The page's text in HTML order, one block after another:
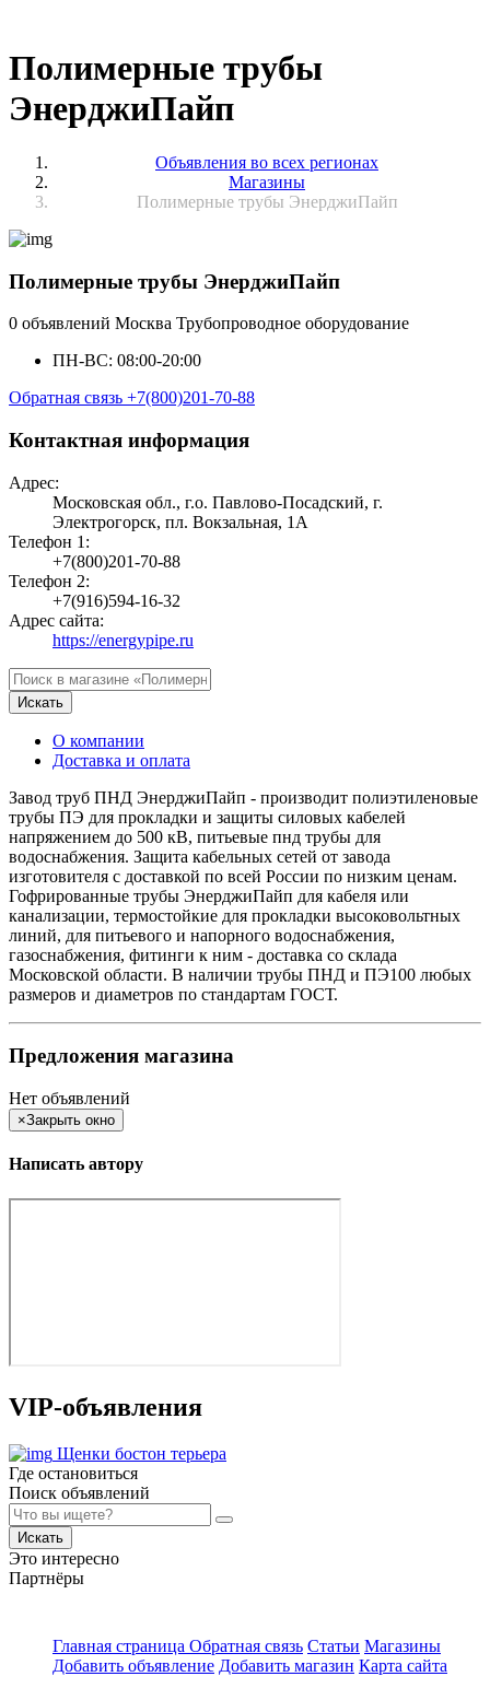
Полимерные трубы
ЭнерджиПайп
Объявления во всех регионах
Магазины
Полимерные трубы ЭнерджиПайп
Полимерные трубы ЭнерджиПайп
0 объявлений Москва Трубопроводное оборудование
ПН-ВС: 08:00-20:00
Обратная связь +7(800)201-70-88
Контактная информация
Адрес:
Московская обл., г.о. Павлово-Посадский, г.
Электрогорск, пл. Вокзальная, 1А
Телефон 1:
+7(800)201-70-88
Телефон 2:
+7(916)594-16-32
Адрес сайта:
https://energypipe.ru
Искать
О компании
Доставка и оплата
Завод труб ПНД ЭнерджиПайп - производит полиэтиленовые
трубы ПЭ для прокладки и защиты силовых кабелей
напряжением до 500 кВ, питьевые пнд трубы для
водоснабжения. Защита кабельных сетей от завода
изготовителя с доставкой по всей России по низким ценам.
Гофрированные трубы ЭнерджиПайп для кабеля или
канализации, термостойкие для прокладки высоковольтных
линий, для питьевого и напорного водоснабжения,
газоснабжения, фитинги к ним - доставка со склада
Московской области. В наличии трубы ПНД и ПЭ100 любых
размеров и диаметров по стандартам ГОСТ.
Предложения магазина
Нет объявлений
×Закрыть окно
Написать автору
VIP-объявления
Щенки бостон терьера
Где остановиться
Поиск объявлений
Искать
Это интересно
Партнёры
Главная страница Обратная связь Статьи Магазины
Добавить объявление Добавить магазин Карта сайта